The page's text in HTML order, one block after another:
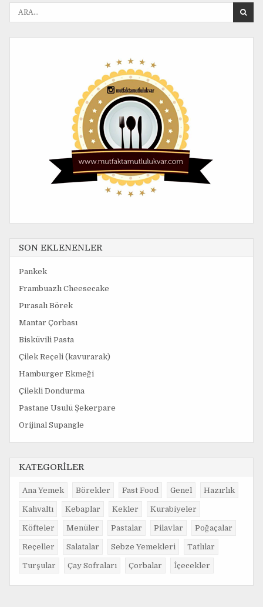
SON EKLENENLER
Pankek
Frambuazlı Cheesecake
Pırasalı Börek
Mantar Çorbası
Bisküvili Pasta
Çilek Reçeli (kavurarak)
Hamburger Ekmeği
Çilekli Dondurma
Pastane Usulü Şekerpare
Orijinal Supangle
KATEGORİLER
Ana Yemek Börekler Fast Food Genel Hazırlık
Kahvaltı Kebaplar Kekler Kurabiyeler
Köfteler Menüler Pastalar Pilavlar Poğaçalar
Reçeller Salatalar Sebze Yemekleri Tatlılar
Turşular Çay Sofraları Çorbalar İçecekler